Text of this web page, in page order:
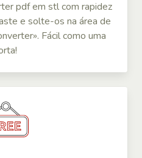
pdf em stl com rapidez
e solte-os na área de
Fácil como uma